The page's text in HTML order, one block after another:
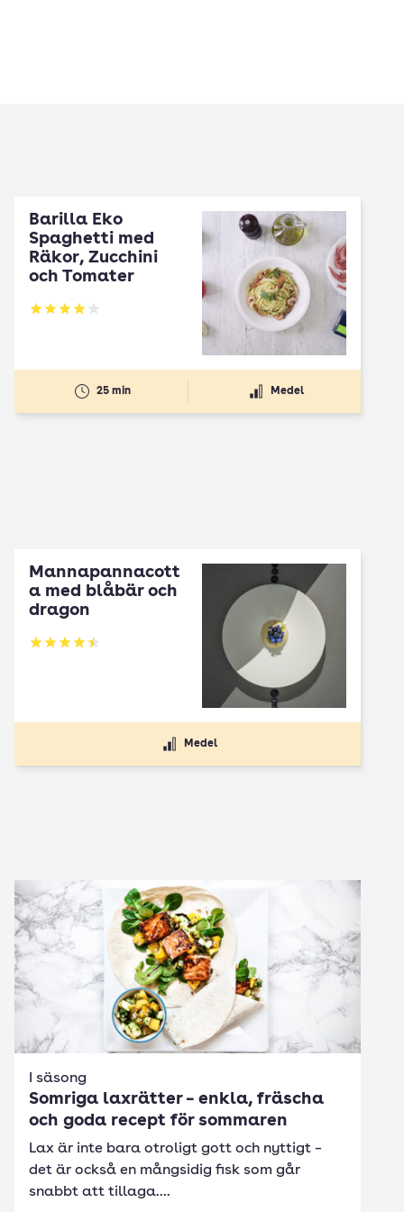
Barilla Eko
Spaghetti med
Räkor, Zucchini
och Tomater
Betyg: 4 av 5
25 min Medel
Mannapannacott
a med blåbär och
dragon
Betyg: 4.5 av 5
Medel
I säsong
Somriga laxrätter – enkla, fräscha
och goda recept för sommaren
Lax är inte bara otroligt gott och nyttigt –
det är också en mångsidig fisk som går
snabbt att tillaga....